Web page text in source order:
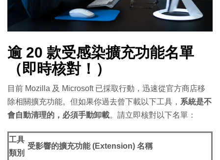
逾 20 款受感染擴充功能名單
（即時核對！）
目前 Mozilla 及 Microsoft 已採取行動，迅速從官方商店移
除相關擴充功能。但如果你過去曾下載以下工具， 系統是不
會自動清理的，必須手動卸載。請立即核對以下名單：
工具
類別
受影響的擴充功能 (Extension) 名稱